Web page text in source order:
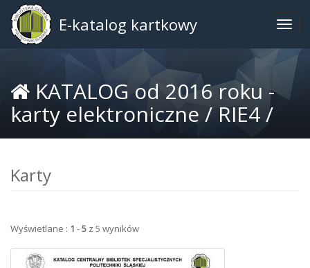
E-katalog kartkowy
KATALOG od 2016 roku -
karty elektroniczne /RIE4 /
Karty
Wyświetlane : 1 -5 z 5 wyników